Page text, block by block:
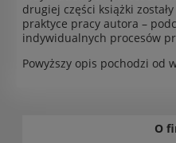
drugiej części książki
praktyce pracy autora –
indywidualnych procesów
Powyższy opis pochodzi od
O